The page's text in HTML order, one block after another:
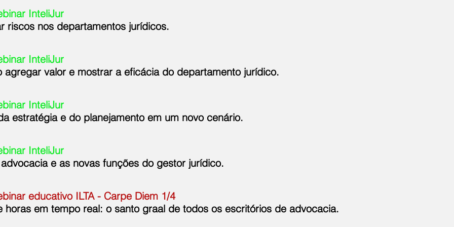
InteliJur
riscos nos departamentos jurídicos.
InteliJur
agregar valor e mostrar a eficácia do departamento jurídico.
InteliJur
estratégia e do planejamento em um novo cenário.
InteliJur
e as novas funções do gestor jurídico.
educativo ILTA - Carpe Diem 1/4
horas em tempo real: o santo graal de todos os escritórios de advocacia.